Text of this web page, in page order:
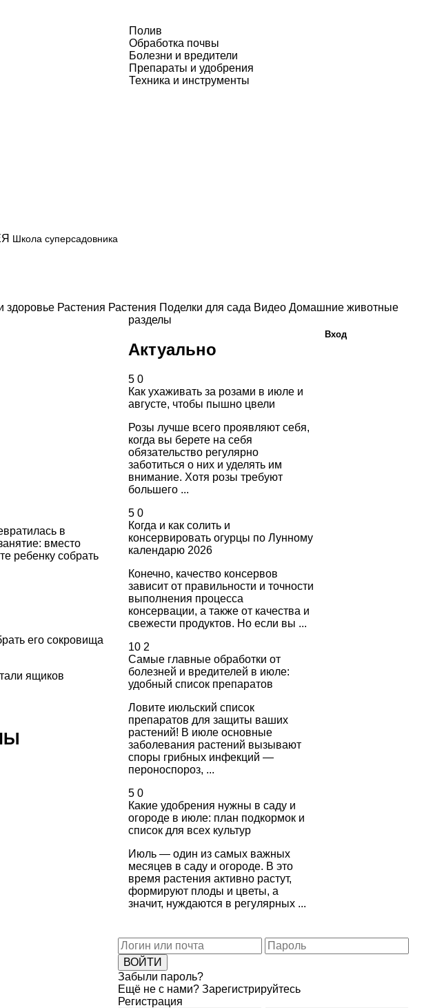
Полив
Обработка почвы
Болезни и вредители
Препараты и удобрения
Техника и инструменты
Школа суперсадовника
здоровье Растения Растения Поделки для сада Видео Домашние животные
в
вместо
ребенку собрать
его сокровища
ящиков
разделы
Актуально
5 0
Как ухаживать за розами в июле и
августе, чтобы пышно цвели
Розы лучше всего проявляют себя,
когда вы берете на себя
обязательство регулярно
заботиться о них и уделять им
внимание. Хотя розы требуют
большего ...
5 0
Когда и как солить и
консервировать огурцы по Лунному
календарю 2026
Конечно, качество консервов
зависит от правильности и точности
выполнения процесса
консервации, а также от качества и
свежести продуктов. Но если вы ...
10 2
Самые главные обработки от
болезней и вредителей в июле:
удобный список препаратов
Ловите июльский список
препаратов для защиты ваших
растений! В июле основные
заболевания растений вызывают
споры грибных инфекций —
пероноспороз, ...
5 0
Какие удобрения нужны в саду и
огороде в июле: план подкормок и
список для всех культур
Июль — один из самых важных
месяцев в саду и огороде. В это
время растения активно растут,
формируют плоды и цветы, а
значит, нуждаются в регулярных ...
Вход
Забыли пароль?
Ещё не с нами? Зарегистрируйтесь
Регистрация